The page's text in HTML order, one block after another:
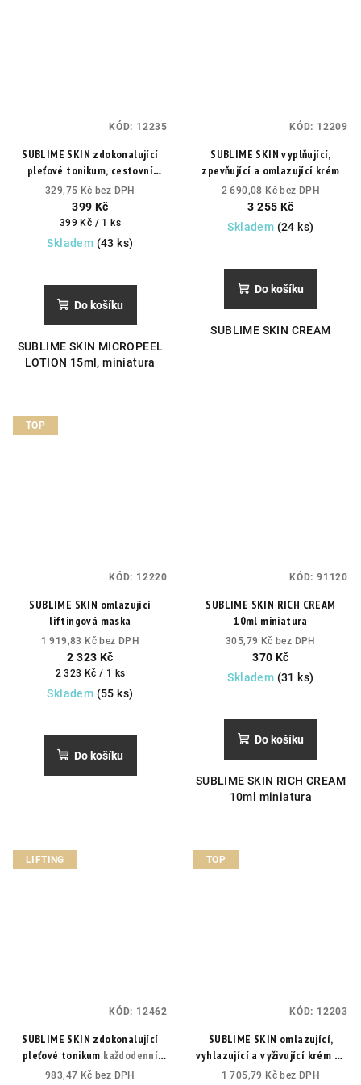
SUBLIME SKIN zdokonalující
pleťové tonikum, cestovní
baleníkaždodenní exfoliační
lotion pro přípravu pleti na
peeling a intenzivní péči.
329,75 Kč bez DPH
399 Kč
Měrná
cena:
399 Kč / 1 ks
Skladem (43 ks)
Do košíku
SUBLIME SKIN MICROPEEL
LOTION 15ml, miniatura
KÓD: 12235
SUBLIME SKIN vyplňující,
zpevňující a omlazující krém
2 690,08 Kč bez DPH
3 255 Kč
Skladem (24 ks)
hodnocení
produktu
z
Do košíku
SUBLIME SKIN CREAM
KÓD: 12209
TOP
SUBLIME SKIN omlazující
liftingová maska
1 919,83 Kč bez DPH
2 323 Kč
Měrná
cena:
2 323 Kč / 1 ks
Skladem (55 ks)
Do košíku
KÓD: 12220
SUBLIME SKIN RICH CREAM
10ml miniatura
305,79 Kč bez DPH
370 Kč
Skladem (31 ks)
Do košíku
SUBLIME SKIN RICH CREAM
10ml miniatura
KÓD: 91120
LIFTING
SUBLIME SKIN zdokonalující
pleťové tonikum každodenní
exfoliační lotion pro přípravu
983,47 Kč bez DPH
KÓD: 12462
TOP
SUBLIME SKIN omlazující,
vyhlazující a vyživující krém na
oční okolí
1 705,79 Kč bez DPH
KÓD: 12203